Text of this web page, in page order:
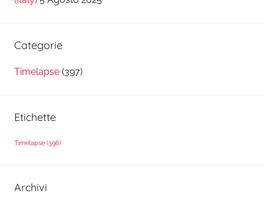
Categorie
Timelapse (397)
Etichette
Timelapse (396)
Archivi